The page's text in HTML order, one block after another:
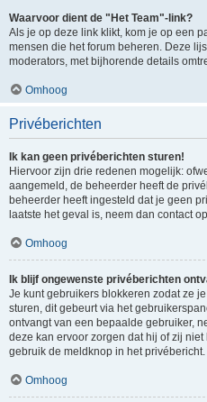
Waarvoor dient de "Het Team"-link?
Als je op deze link klikt, kom je op een
mensen die het forum beheren. Deze
moderators, met bijhorende details
Omhoog
Privéberichten
Ik kan geen privéberichten sturen!
Hiervoor zijn drie redenen mogelijk:
aangemeld, de beheerder heeft de
beheerder heeft ingesteld dat je geen
laatste het geval is, neem dan contact
Omhoog
Ik blijf ongewenste privéberichten
Je kunt gebruikers blokkeren zodat ze
sturen, dit gebeurt via het
ontvangt van een bepaalde gebruiker,
deze kan ervoor zorgen dat hij of zij
gebruik de meldknop in het privébericht.
Omhoog